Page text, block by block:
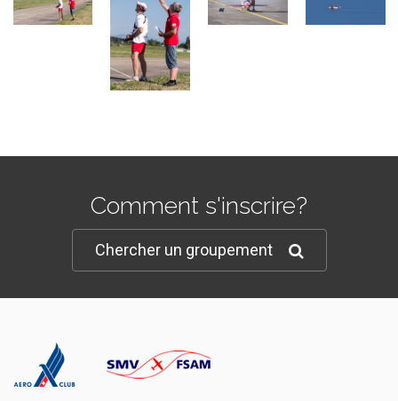
Comment s'inscrire?
Chercher un groupement